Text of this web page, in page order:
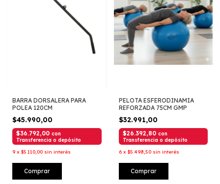
BARRA DORSALERA PARA
POLEA 120CM
$45.990,00
$36.792,00 con
Transferencia o depósito
9 x $5.110,00 sin interés
Comprar
PELOTA ESFERODINAMIA
REFORZADA 75CM GMP
$32.991,00
$26.392,80 con
Transferencia o depósito
6 x $5.498,50 sin interés
Comprar